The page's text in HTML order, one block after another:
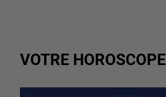
VOTRE HOROSCOPE